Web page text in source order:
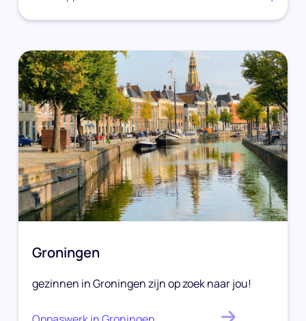
Groningen
gezinnen in Groningen zijn op zoek naar jou!